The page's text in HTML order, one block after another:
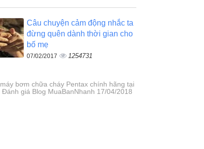
Câu chuyện cảm động nhắc ta
đừng quên dành thời gian cho
bố mẹ
07/02/2017 1254731
bơm chữa cháy Pentax chính hãng tại
Đánh giá Blog MuaBanNhanh 17/04/2018